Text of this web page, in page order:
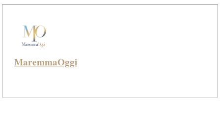
MaremmaOggi